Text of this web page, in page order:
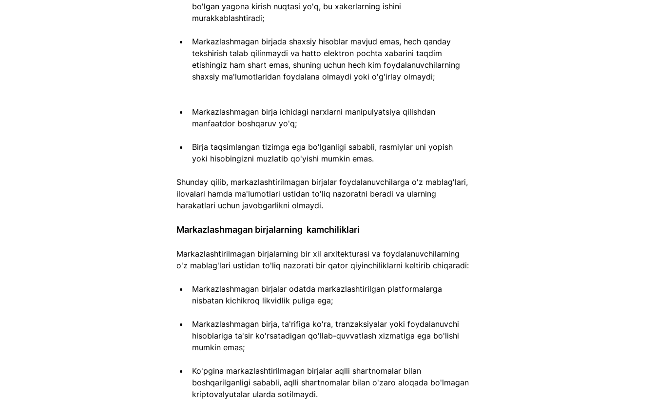
bo'lgan yagona kirish nuqtasi yo'q, bu xakerlarning ishini
murakkablashtiradi;
Markazlashmagan birjada shaxsiy hisoblar mavjud emas, hech qanday
tekshirish talab qilinmaydi va hatto elektron pochta xabarini taqdim
etishingiz ham shart emas, shuning uchun hech kim foydalanuvchilarning
shaxsiy ma'lumotlaridan foydalana olmaydi yoki o'g'irlay olmaydi;
Markazlashmagan birja ichidagi narxlarni manipulyatsiya qilishdan
manfaatdor boshqaruv yo'q;
Birja taqsimlangan tizimga ega bo'lganligi sababli, rasmiylar uni yopish
yoki hisobingizni muzlatib qo'yishi mumkin emas.
Shunday qilib, markazlashtirilmagan birjalar foydalanuvchilarga o'z mablag'lari,
ilovalari hamda ma'lumotlari ustidan to'liq nazoratni beradi va ularning
harakatlari uchun javobgarlikni olmaydi.
Markazlashmagan birjalarning  kamchiliklari
Markazlashtirilmagan birjalarning bir xil arxitekturasi va foydalanuvchilarning
o'z mablag'lari ustidan to'liq nazorati bir qator qiyinchiliklarni keltirib chiqaradi:
Markazlashmagan birjalar odatda markazlashtirilgan platformalarga
nisbatan kichikroq likvidlik puliga ega;
Markazlashmagan birja, ta'rifiga ko'ra, tranzaksiyalar yoki foydalanuvchi
hisoblariga ta'sir ko'rsatadigan qo'llab-quvvatlash xizmatiga ega bo'lishi
mumkin emas;
Ko'pgina markazlashtirilmagan birjalar aqlli shartnomalar bilan
boshqarilganligi sababli, aqlli shartnomalar bilan o'zaro aloqada bo'lmagan
kriptovalyutalar ularda sotilmaydi.